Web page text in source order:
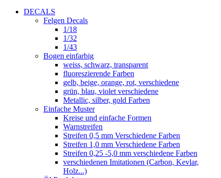
DECALS
Felgen Decals
1/18
1/32
1/43
Bogen einfarbig
weiss, schwarz, transparent
fluoreszierende Farben
gelb, beige, orange, rot, verschiedene
grün, blau, violet verschiedene
Metallic, silber, gold Farben
Einfache Muster
Kreise und einfache Formen
Warnstreifen
Streifen 0,5 mm Verschiedene Farben
Streifen 1,0 mm Verschiedene Farben
Streifen 0,25 -5,0 mm verschiedene Farben
verschiedenen Imitationen (Carbon, Kevlar,
Holz...)